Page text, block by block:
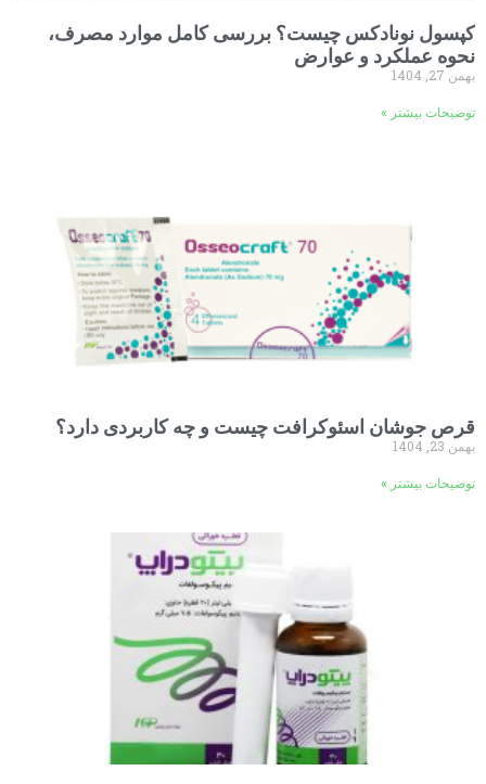
کپسول نونادکس چیست؟ بررسی کامل موارد مصرف،
نحوه عملکرد و عوارض
بهمن 27, 1404
توضیحات بیشتر »
قرص جوشان اسئوکرافت چیست و چه کاربردی دارد؟
بهمن 23, 1404
توضیحات بیشتر »